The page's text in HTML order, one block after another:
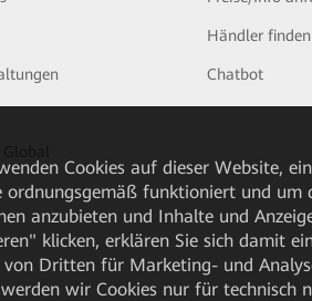
Händler finden
Chatbot
Cookies auf dieser Website,
ordnungsgemäß funktioniert und um
anzubieten und Inhalte und
klicken, erklären Sie sich damit
von Dritten für Marketing- und
wir Cookies nur für technisch